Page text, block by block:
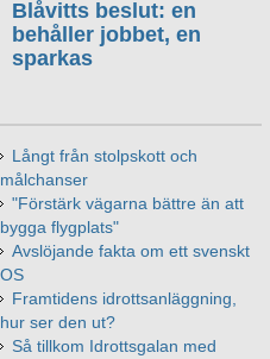
Blåvitts beslut: en
behåller jobbet, en
sparkas
Långt från stolpskott och
målchanser
"Förstärk vägarna bättre än att
bygga flygplats"
Avslöjande fakta om ett svenskt
OS
Framtidens idrottsanläggning,
hur ser den ut?
Så tillkom Idrottsgalan med